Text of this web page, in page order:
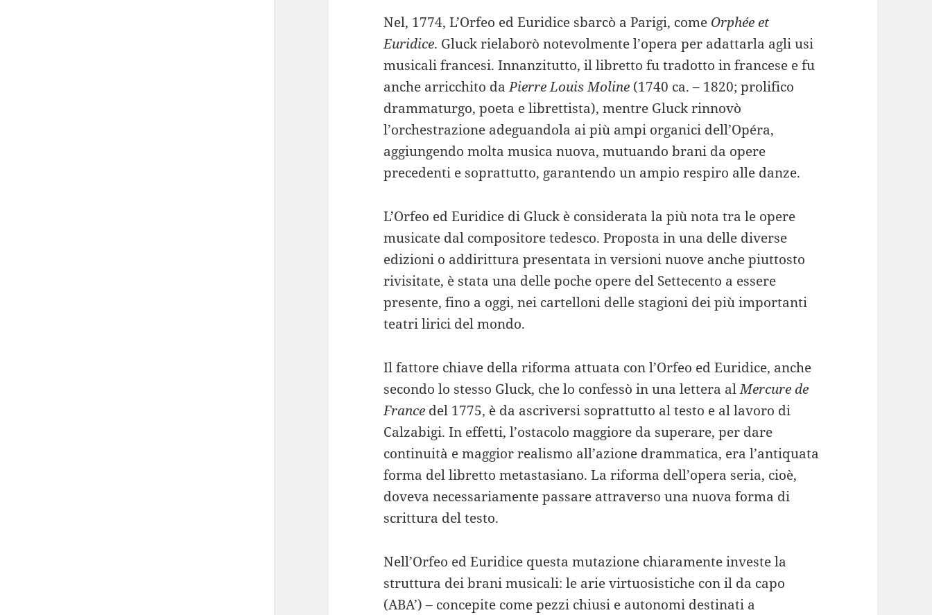
Nel, 1774, L’Orfeo ed Euridice sbarcò a Parigi, come Orphée et
Euridice. Gluck rielaborò notevolmente l’opera per adattarla agli usi
musicali francesi. Innanzitutto, il libretto fu tradotto in francese e fu
anche arricchito daPierre Louis Moline (1740 ca. – 1820; prolifico
drammaturgo, poeta e librettista), mentre Gluck rinnovò
l’orchestrazione adeguandola ai più ampi organici dell’Opéra,
aggiungendo molta musica nuova, mutuando brani da opere
precedenti e soprattutto, garantendo un ampio respiro alle danze.
L’Orfeo ed Euridice di Gluck è considerata la più nota tra le opere
musicate dal compositore tedesco. Proposta in una delle diverse
edizioni o addirittura presentata in versioni nuove anche piuttosto
rivisitate, è stata una delle poche opere del Settecento a essere
presente, fino a oggi, nei cartelloni delle stagioni dei più importanti
teatri lirici del mondo.
Il fattore chiave della riforma attuata con l’Orfeo ed Euridice, anche
secondo lo stesso Gluck, che lo confessò in una lettera alMercure de
France del 1775, è da ascriversi soprattutto al testo e al lavoro di
Calzabigi. In effetti, l’ostacolo maggiore da superare, per dare
continuità e maggior realismo all’azione drammatica, era l’antiquata
forma del libretto metastasiano. La riforma dell’opera seria, cioè,
doveva necessariamente passare attraverso una nuova forma di
scrittura del testo.
Nell’Orfeo ed Euridice questa mutazione chiaramente investe la
struttura dei brani musicali: le arie virtuosistiche con il da capo
(ABA’) – concepite come pezzi chiusi e autonomi destinati a